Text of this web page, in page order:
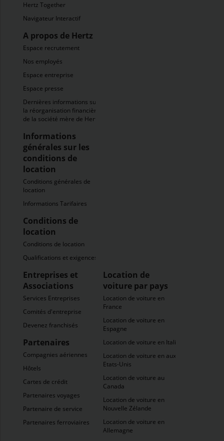
Hertz Together
Navigateur Interactif
A propos de Hertz
Espace recrutement
Nos employés
Espace entreprise
Espace presse
Dernières informations sur
la réorganisation financière
de la société mère de Hertz
Informations
générales sur les
conditions de
location
Conditions générales de
location
Informations Tarifaires
Conditions de
location
Conditions de location
Qualifications et exigences
Entreprises et
Associations
Services Entreprises
Comités d'entreprise
Devenez franchisés
Partenaires
Compagnies aériennes
Hôtels
Cartes de crédit
Partenaires voyages
Partenaire de service
Partenaires ferroviaires
Location de
voiture par pays
Location de voiture en
France
Location de voiture en
Espagne
Location de voiture en Italie
Location de voiture en aux
Etats-Unis
Location de voiture au
Canada
Location de voiture en
Nouvelle Zélande
Location de voiture en
Allemagne